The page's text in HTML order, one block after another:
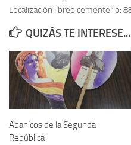
Memoria Histórica
Investigación previa de la
1947).
Informe Represión en
Informe de la fosa de abril de
Enciclopedia Republicana
Localización libreo cementerio:
QUIZÁS TE INTERESE...
Abanicos de la Segunda
República